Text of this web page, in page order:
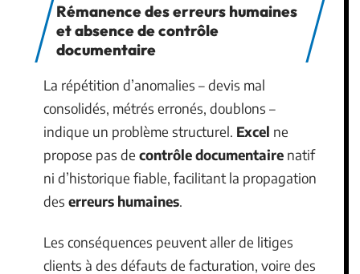
Rémanence des erreurs humaines
et absence de contrôle
documentaire
La répétition d’anomalies – devis mal
consolidés, métrés erronés, doublons –
indique un problème structurel. Excel ne
propose pas de contrôle documentaire natif
ni d’historique fiable, facilitant la propagation
des erreurs humaines.
Les conséquences peuvent aller de litiges
clients à des défauts de facturation, voire des